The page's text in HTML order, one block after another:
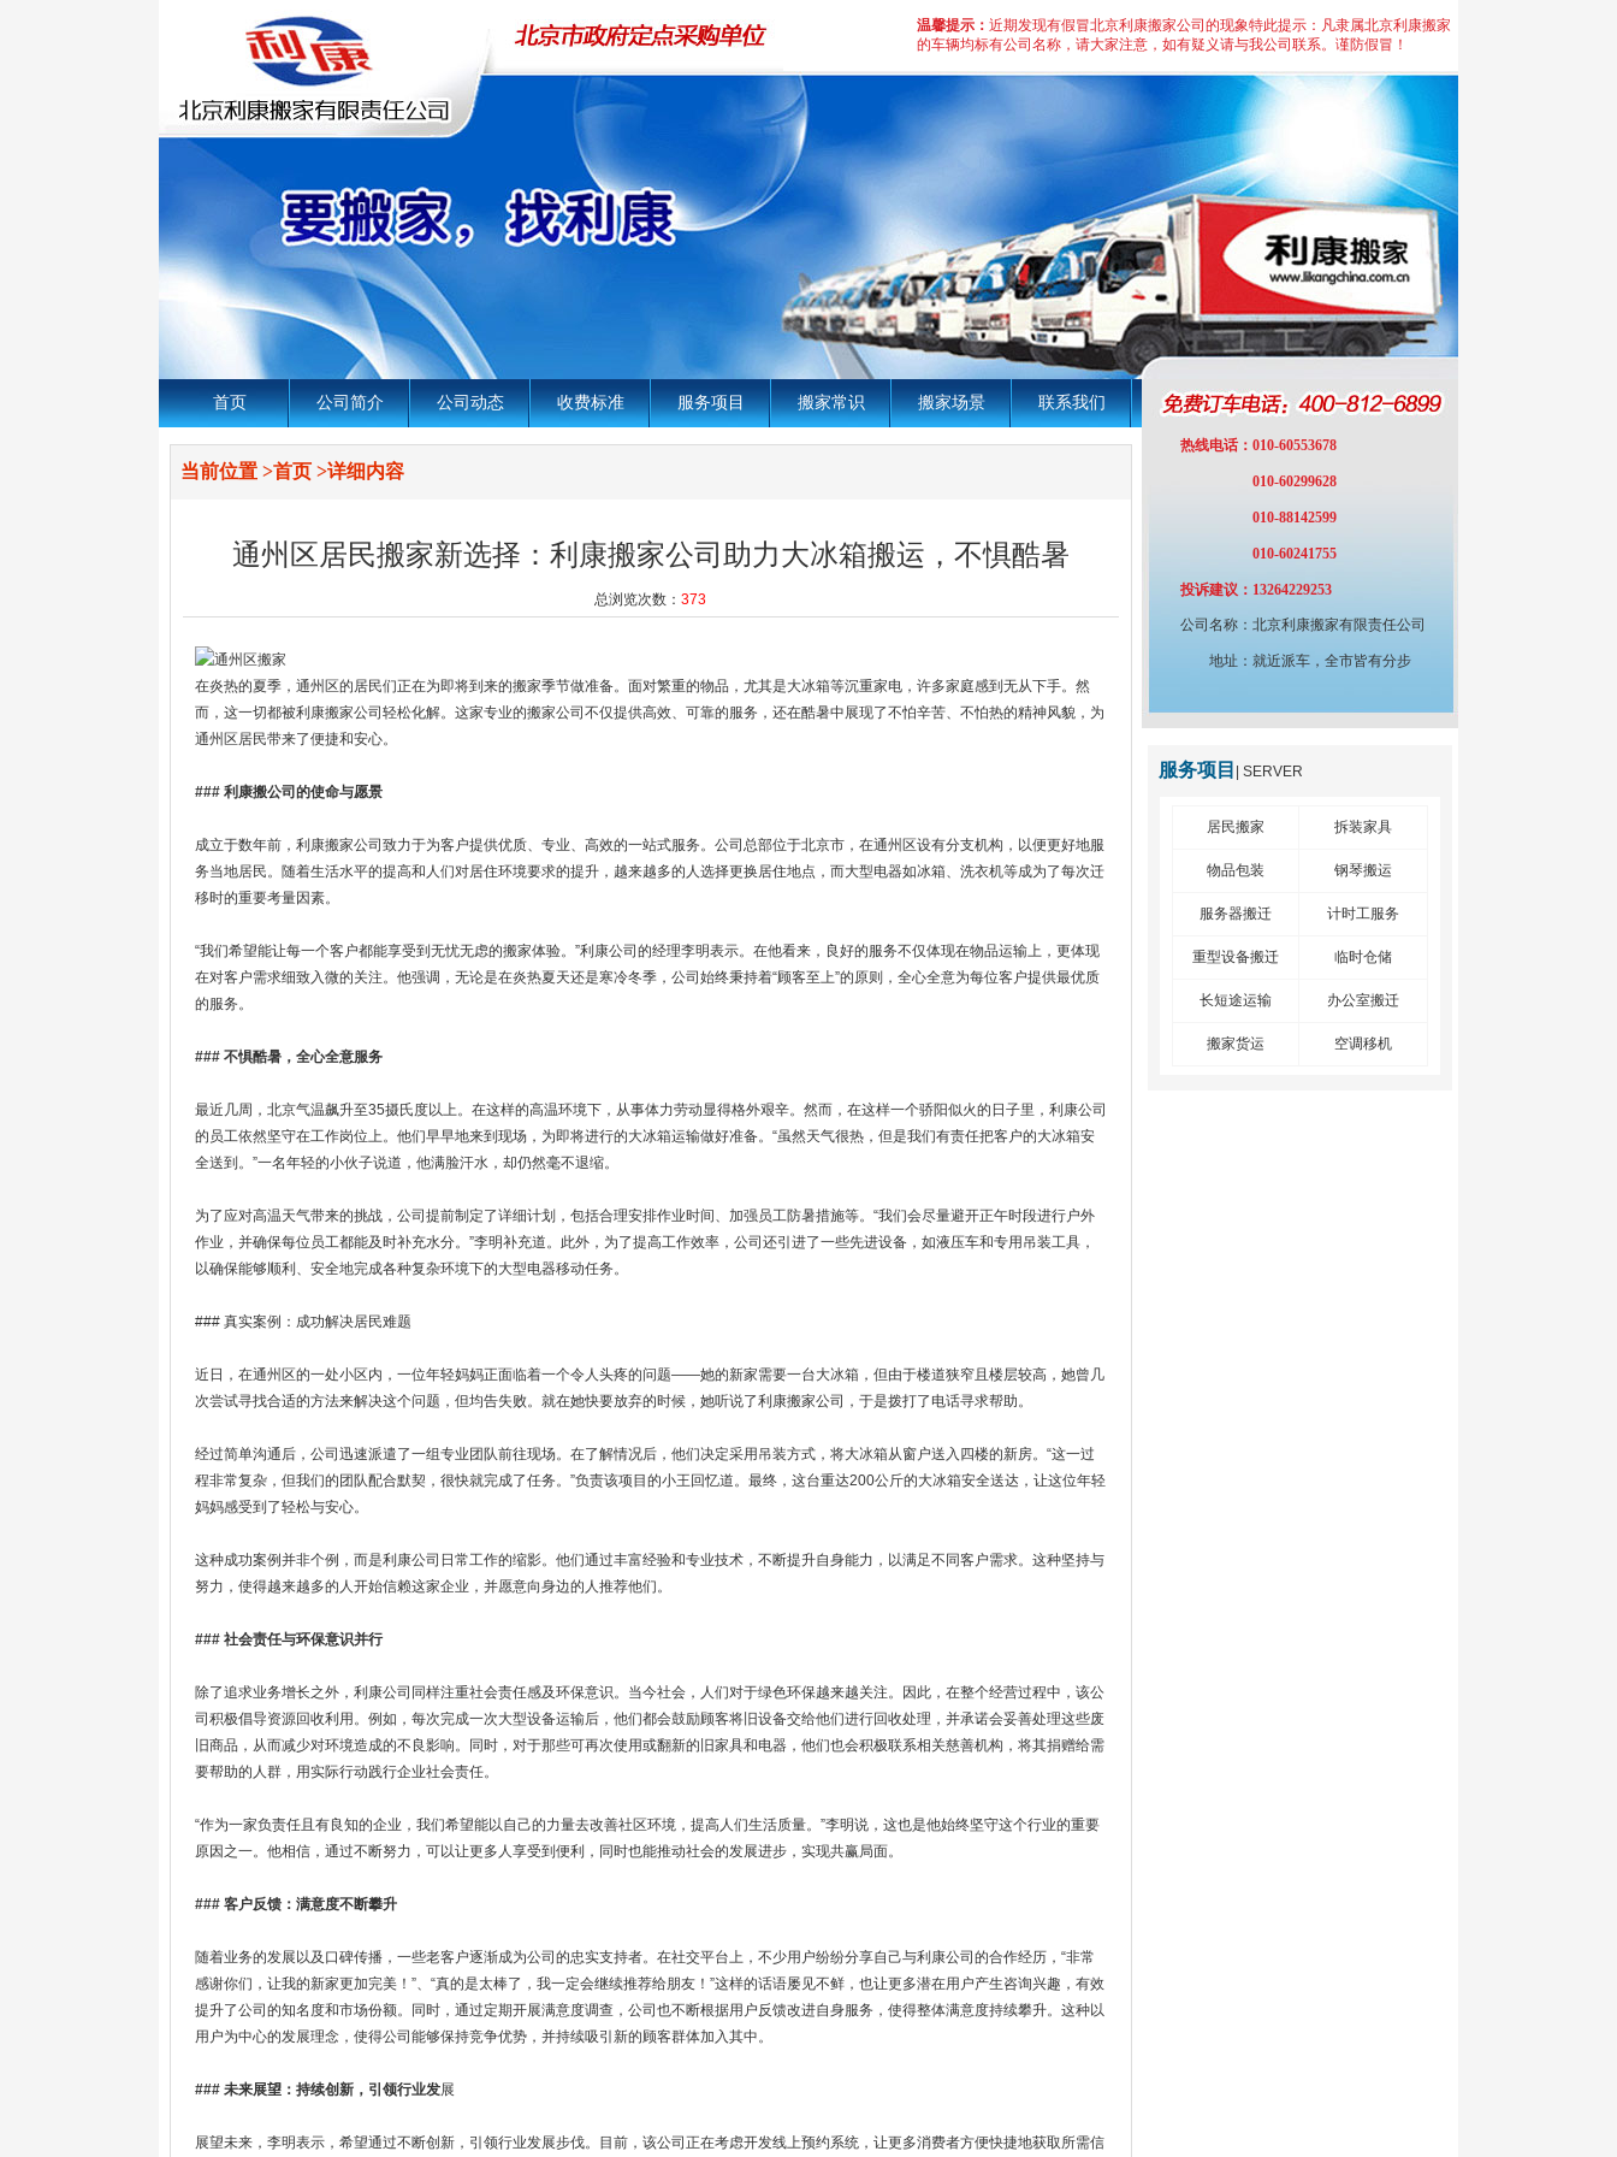
温馨提示： 近期发现有假冒北京利康搬家公司的现象特此提示：凡隶属北京利康搬家
的车辆均标有公司名称，请大家注意，如有疑义请与我公司联系。谨防假冒！
首页 公司简介 公司动态 收费标准 服务项目 搬家常识 搬家场景 联系我们
当前位置>首页>详细内容
通州区居民搬家新选择：利康搬家公司助力大冰箱搬运，不惧酷暑
总浏览次数： 373
在炎热的夏季，通州区的居民们正在为即将到来的搬家季节做准备。面对繁重的物品，尤其是大冰箱等沉重家电，许多家庭感到无从下手。然
而，这一切都被利康搬家公司轻松化解。这家专业的搬家公司不仅提供高效、可靠的服务，还在酷暑中展现了不怕辛苦、不怕热的精神风貌，为
通州区居民带来了便捷和安心。
### 利康搬公司的使命与愿景
成立于数年前，利康搬家公司致力于为客户提供优质、专业、高效的一站式服务。公司总部位于北京市，在通州区设有分支机构，以便更好地服
务当地居民。随着生活水平的提高和人们对居住环境要求的提升，越来越多的人选择更换居住地点，而大型电器如冰箱、洗衣机等成为了每次迁
移时的重要考量因素。
“我们希望能让每一个客户都能享受到无忧无虑的搬家体验。”利康公司的经理李明表示。在他看来，良好的服务不仅体现在物品运输上，更体现
在对客户需求细致入微的关注。他强调，无论是在炎热夏天还是寒冷冬季，公司始终秉持着“顾客至上”的原则，全心全意为每位客户提供最优质
的服务。
### 不惧酷暑，全心全意服务
最近几周，北京气温飙升至35摄氏度以上。在这样的高温环境下，从事体力劳动显得格外艰辛。然而，在这样一个骄阳似火的日子里，利康公司
的员工依然坚守在工作岗位上。他们早早地来到现场，为即将进行的大冰箱运输做好准备。“虽然天气很热，但是我们有责任把客户的大冰箱安
全送到。”一名年轻的小伙子说道，他满脸汗水，却仍然毫不退缩。
为了应对高温天气带来的挑战，公司提前制定了详细计划，包括合理安排作业时间、加强员工防暑措施等。“我们会尽量避开正午时段进行户外
作业，并确保每位员工都能及时补充水分。”李明补充道。此外，为了提高工作效率，公司还引进了一些先进设备，如液压车和专用吊装工具，
以确保能够顺利、安全地完成各种复杂环境下的大型电器移动任务。
### 真实案例：成功解决居民难题
近日，在通州区的一处小区内，一位年轻妈妈正面临着一个令人头疼的问题——她的新家需要一台大冰箱，但由于楼道狭窄且楼层较高，她曾几
次尝试寻找合适的方法来解决这个问题，但均告失败。就在她快要放弃的时候，她听说了利康搬家公司，于是拨打了电话寻求帮助。
经过简单沟通后，公司迅速派遣了一组专业团队前往现场。在了解情况后，他们决定采用吊装方式，将大冰箱从窗户送入四楼的新房。“这一过
程非常复杂，但我们的团队配合默契，很快就完成了任务。”负责该项目的小王回忆道。最终，这台重达200公斤的大冰箱安全送达，让这位年轻
妈妈感受到了轻松与安心。
这种成功案例并非个例，而是利康公司日常工作的缩影。他们通过丰富经验和专业技术，不断提升自身能力，以满足不同客户需求。这种坚持与
努力，使得越来越多的人开始信赖这家企业，并愿意向身边的人推荐他们。
### 社会责任与环保意识并行
除了追求业务增长之外，利康公司同样注重社会责任感及环保意识。当今社会，人们对于绿色环保越来越关注。因此，在整个经营过程中，该公
司积极倡导资源回收利用。例如，每次完成一次大型设备运输后，他们都会鼓励顾客将旧设备交给他们进行回收处理，并承诺会妥善处理这些废
旧商品，从而减少对环境造成的不良影响。同时，对于那些可再次使用或翻新的旧家具和电器，他们也会积极联系相关慈善机构，将其捐赠给需
要帮助的人群，用实际行动践行企业社会责任。
“作为一家负责任且有良知的企业，我们希望能以自己的力量去改善社区环境，提高人们生活质量。”李明说，这也是他始终坚守这个行业的重要
原因之一。他相信，通过不断努力，可以让更多人享受到便利，同时也能推动社会的发展进步，实现共赢局面。
### 客户反馈：满意度不断攀升
随着业务的发展以及口碑传播，一些老客户逐渐成为公司的忠实支持者。在社交平台上，不少用户纷纷分享自己与利康公司的合作经历，“非常
感谢你们，让我的新家更加完美！”、“真的是太棒了，我一定会继续推荐给朋友！”这样的话语屡见不鲜，也让更多潜在用户产生咨询兴趣，有效
提升了公司的知名度和市场份额。同时，通过定期开展满意度调查，公司也不断根据用户反馈改进自身服务，使得整体满意度持续攀升。这种以
用户为中心的发展理念，使得公司能够保持竞争优势，并持续吸引新的顾客群体加入其中。
### 未来展望：持续创新，引领行业发展
展望未来，李明表示，希望通过不断创新，引领行业发展步伐。目前，该公司正在考虑开发线上预约系统，让更多消费者方便快捷地获取所需信
热线电话： 010-60553678
010-60299628
010-88142599
010-60241755
投诉建议： 13264229253
公司名称： 北京利康搬家有限责任公司
地址： 就近派车，全市皆有分步
服务项目 | SERVER
居民搬家 拆装家具
物品包装 钢琴搬运
服务器搬迁 计时工服务
重型设备搬迁 临时仓储
长短途运输 办公室搬迁
搬家货运 空调移机